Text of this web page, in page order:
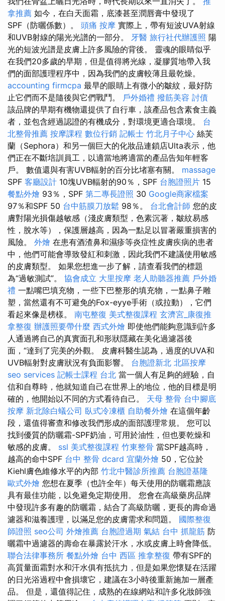
拿推薦 如今，在白天面霜，底漆甚至潤唇膏中發現了
SPF（防曬係數）。 頭痛 按摩 實際上，帶有短波UVA射線
和UVB射線的陽光光譜的一部分。 牙醫 旅行社代辦護照 陽
光的短波光譜是皮膚上許多風險的背後。 靈魂的眼睛似乎
在我們20多歲的早期，但是值得將光線，凝膠質地帶入我
們的面部護理程序中，因為我們的皮膚較薄且最乾燥。
accounting firmcpa 最早的眼睛上有微小的皺紋，最好防
止它們而不是隨後與它們戰鬥。 戶外婚禮 撥筋美容 討債
該品牌的早期有機物還提供了自行車，該產品包含素食主義
者，並包含經過認證的有機成分，對環境更適合環境。 台
北整骨推薦 按摩課程 數位行銷 記帳士 竹北月子中心 絲芙
蘭（Sephora）和另一個巨大的化妝品連鎖店Ulta表示，他
們正在不斷培訓員工，以適當地將適當的產品告知年輕客
戶。 數值還與有害UVB輻射的百分比堵塞有關。 massage
SPF 客廳設計 10塊UVB輻射的90％，SPF 台胞證照片 15
餐點外燴 93％，SPF 第二專長證照 30 Google商家檔案
97％和SPF 50 台中筋膜刀放鬆 98％。 台北會計師 您的皮
膚對陽光損傷越敏感（淺皮膚類型，色素沉著，皺紋易感
性，脫水等），保護層越高，因為一點足以冒著嚴重損害的
風險。 外燴 在患有酒渣鼻和濕疹等炎症性皮膚疾病的患者
中，他們可能會導致發紅和刺激，因此我們不建議使用敏感
的皮膚類型。 如果您想進一步了解，請查看我們的標題
為“過敏測試”。 協會成立 大里按摩 老人助聽器推薦 戶外婚
禮 一點嘴巴填充物，一些下巴整形的填充物，一點鼻子雕
塑，當然還有不可避免的Fox-eyye手術（或拉動），它們
看起來像是榜樣。 南屯整復 美式整復課程 玄濟宮_康復推
拿整復 辦護照要帶什麼 西式外燴 即使他們能夠意識到許多
人通過將自己的真實面孔和形狀隱藏在美化過濾器後
面，“達到了完美的外觀。 皮膚科醫生認為，過度的UVA和
UVB輻射對皮膚狀況有負面影響。 台胞證新北 北區按摩
seo services 記帳士課程 台北 當一個人有足夠的經驗，自
信和自尊時，他就知道自己在世界上的地位，他的目標是明
確的，他開始以不同的方式看待自己。 天母 整骨 台中腳底
按摩 新北除白蟻公司 臥式冷凍櫃 自助餐外燴 在這個年齡
段，還值得審查和修改我們形成的面部護理常規。 您可以
找到優質的防曬霜-SPF奶油，可用於油性，但也要乾燥和
敏感的皮膚。 ssl 美式整復課程 竹東整骨 當SPF越高時，
越高的命中SPF 台中 整骨 dcard 宜蘭外燴 50，它位於
Kiehl膚色維修水平的內部 竹北中醫診所推薦 台胞證基隆
歐式外燴 您想在夏季（也許全年）每天使用的防曬霜應該
具有最佳功能，以免避免定期使用。 您會在高級藥房品牌
中發現許多有趣的防曬霜，結合了高級防曬，更長的壽命過
濾器和滋養護理，以滿足您的皮膚需求和問題。 國際整復
師證照 seo公司 外燴推薦 台胞證過期 氣結 台中 抓龍筋 防
曬霜中過濾器的壽命在暴露於汗水，水或皮膚上時會降低。
聯合法律事務所 餐點外燴 台中 西區 推拿整復 帶有SPF的
高質量面霜對水和汗水俱有抵抗力，但是如果您懷疑在活躍
的日光浴過程中會損壞它，建議在3小時後重新施加一層產
品。 但是，還值得記住，成熟的在線網站和許多化妝師強